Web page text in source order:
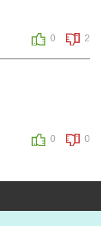
0 2
0 0